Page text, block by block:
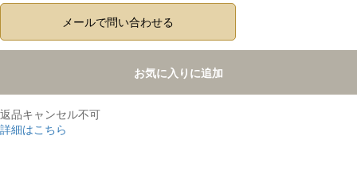
メールで問い合わせる
お気に入りに追加
返品キャンセル不可
詳細はこちら